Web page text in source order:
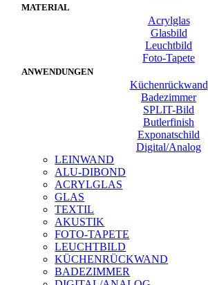
MATERIAL
Acrylglas
Glasbild
Leuchtbild
Foto-Tapete
ANWENDUNGEN
Küchenrückwand
Badezimmer
SPLIT-Bild
Butlerfinish
Exponatschild
Digital/Analog
LEINWAND
ALU-DIBOND
ACRYLGLAS
GLAS
TEXTIL
AKUSTIK
FOTO-TAPETE
LEUCHTBILD
KÜCHENRÜCKWAND
BADEZIMMER